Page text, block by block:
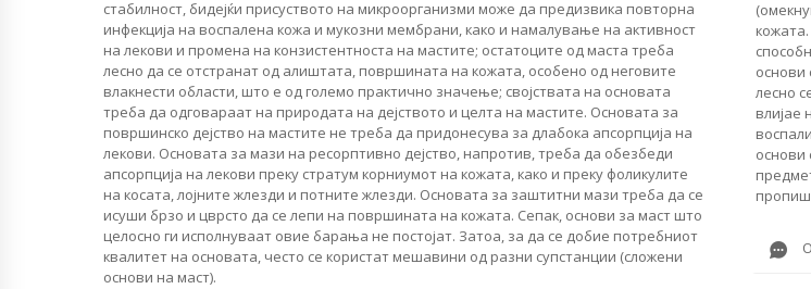
стабилност, бидејќи присуството на микроорганизми може да предизвика повторна
инфекција на воспалена кожа и мукозни мембрани, како и намалување на активност
на лекови и промена на конзистентноста на мастите; остатоците од маста треба
лесно да се отстранат од алиштата, површината на кожата, особено од неговите
влакнести области, што е од големо практично значење; својствата на основата
треба да одговараат на природата на дејството и целта на мастите. Основата за
површинско дејство на мастите не треба да придонесува за длабока апсорпција на
лекови. Основата за мази на ресорптивно дејство, напротив, треба да обезбеди
апсорпција на лекови преку стратум корниумот на кожата, како и преку фоликулите
на косата, лојните жлезди и потните жлезди. Основата за заштитни мази треба да се
исуши брзо и цврсто да се лепи на површината на кожата. Сепак, основи за маст што
целосно ги исполнуваат овие барања не постојат. Затоа, за да се добие потребниот
квалитет на основата, често се користат мешавини од разни супстанции (сложени
основи на маст).
основи
лесно
влијае
основи